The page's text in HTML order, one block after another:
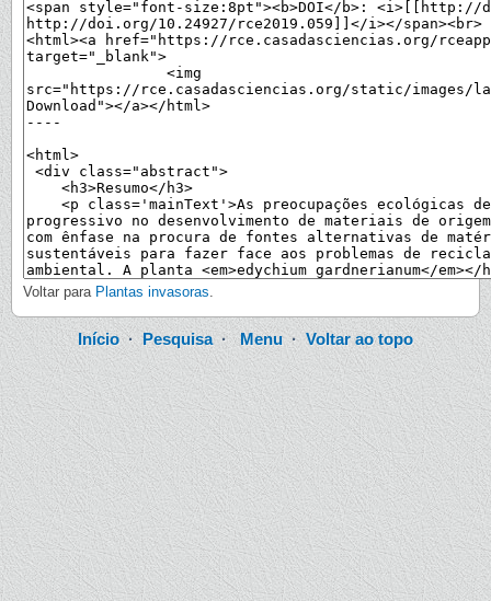
Voltar para Plantas invasoras.
Início·Pesquisa·Menu· Voltar ao topo